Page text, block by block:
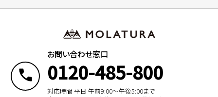
お問い合わせ窓口
0120-485-800
対応時間 平日 午前9:00〜午後5:00まで